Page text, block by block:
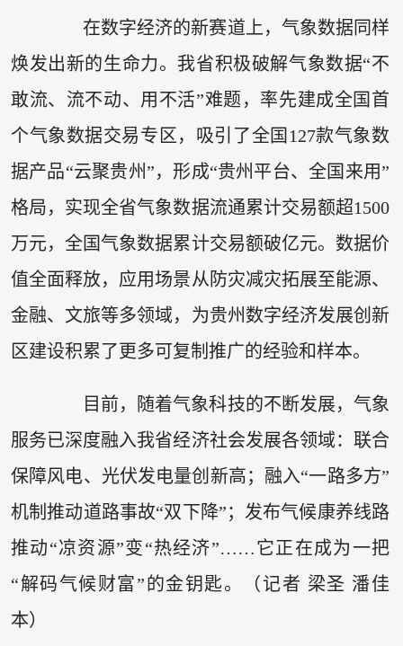
在数字经济的新赛道上，气象数据同样
焕发出新的生命力。我省积极破解气象数据“不
敢流、流不动、用不活”难题，率先建成全国首
个气象数据交易专区，吸引了全国127款气象数
据产品“云聚贵州”，形成“贵州平台、全国来用”
格局，实现全省气象数据流通累计交易额超1500
万元，全国气象数据累计交易额破亿元。数据价
值全面释放，应用场景从防灾减灾拓展至能源、
金融、文旅等多领域，为贵州数字经济发展创新
区建设积累了更多可复制推广的经验和样本。
目前，随着气象科技的不断发展，气象
服务已深度融入我省经济社会发展各领域：联合
保障风电、光伏发电量创新高；融入“一路多方”
机制推动道路事故“双下降”；发布气候康养线路
推动“凉资源”变“热经济”……它正在成为一把
“解码气候财富”的金钥匙。（记者 梁圣 潘佳
本）